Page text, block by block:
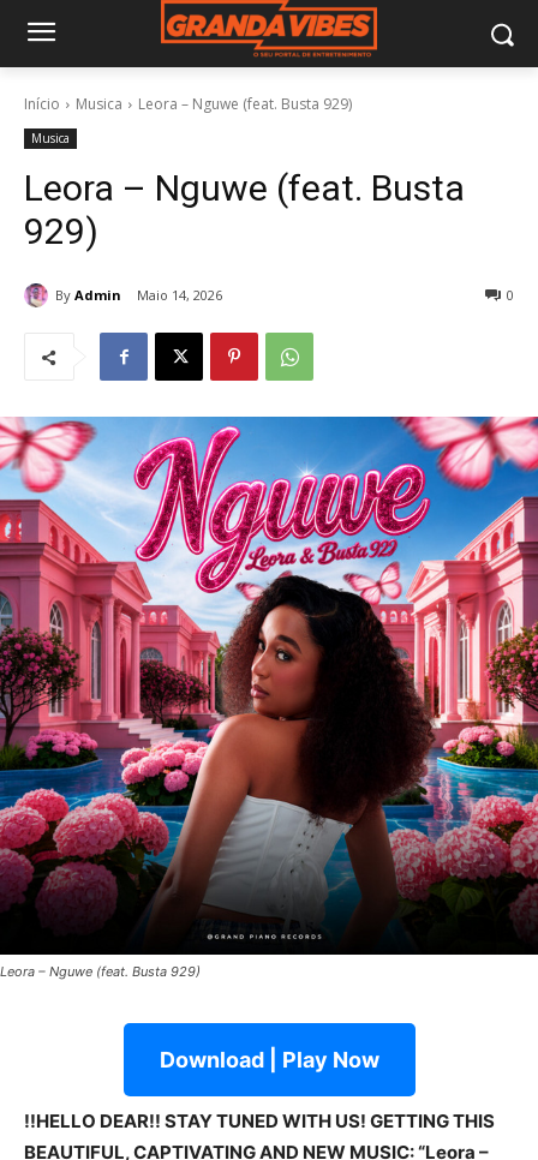
Início Musica Leora – Nguwe (feat. Busta 929)
Musica
Leora – Nguwe (feat. Busta
929)
By Admin Maio 14, 2026 0
Leora – Nguwe (feat. Busta 929)
Download | Play Now
!!HELLO DEAR!! STAY TUNED WITH US! GETTING THIS
BEAUTIFUL, CAPTIVATING AND NEW MUSIC: “Leora –